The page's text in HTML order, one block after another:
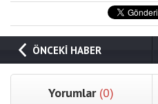
ÖNCEKİ HABER
Yorumlar (0)